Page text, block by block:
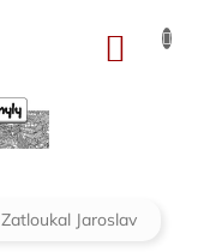
Zatloukal Jaroslav